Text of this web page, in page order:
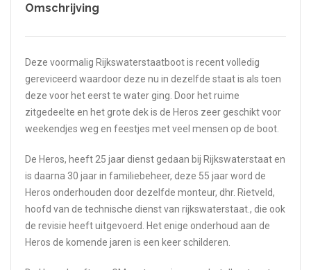
Omschrijving
Deze voormalig Rijkswaterstaatboot is recent volledig
gereviceerd waardoor deze nu in dezelfde staat is als toen
deze voor het eerst te water ging. Door het ruime
zitgedeelte en het grote dek is de Heros zeer geschikt voor
weekendjes weg en feestjes met veel mensen op de boot.
De Heros, heeft 25 jaar dienst gedaan bij Rijkswaterstaat en
is daarna 30 jaar in familiebeheer, deze 55 jaar word de
Heros onderhouden door dezelfde monteur, dhr. Rietveld,
hoofd van de technische dienst van rijkswaterstaat., die ook
de revisie heeft uitgevoerd. Het enige onderhoud aan de
Heros de komende jaren is een keer schilderen.